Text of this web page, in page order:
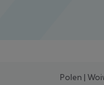
Polen |